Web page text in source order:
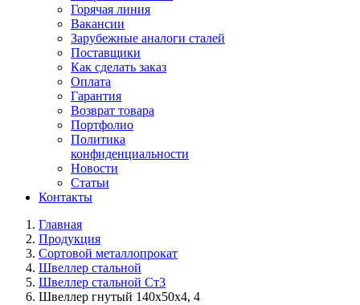
Горячая линия
Вакансии
Зарубежные аналоги сталей
Поставщики
Как сделать заказ
Оплата
Гарантия
Возврат товара
Портфолио
Политика
конфиденциальности
Новости
Статьи
Контакты
Главная
Продукция
Сортовой металлопрокат
Швеллер стальной
Швеллер стальной Ст3
Швеллер гнутый 140x50х4, 4